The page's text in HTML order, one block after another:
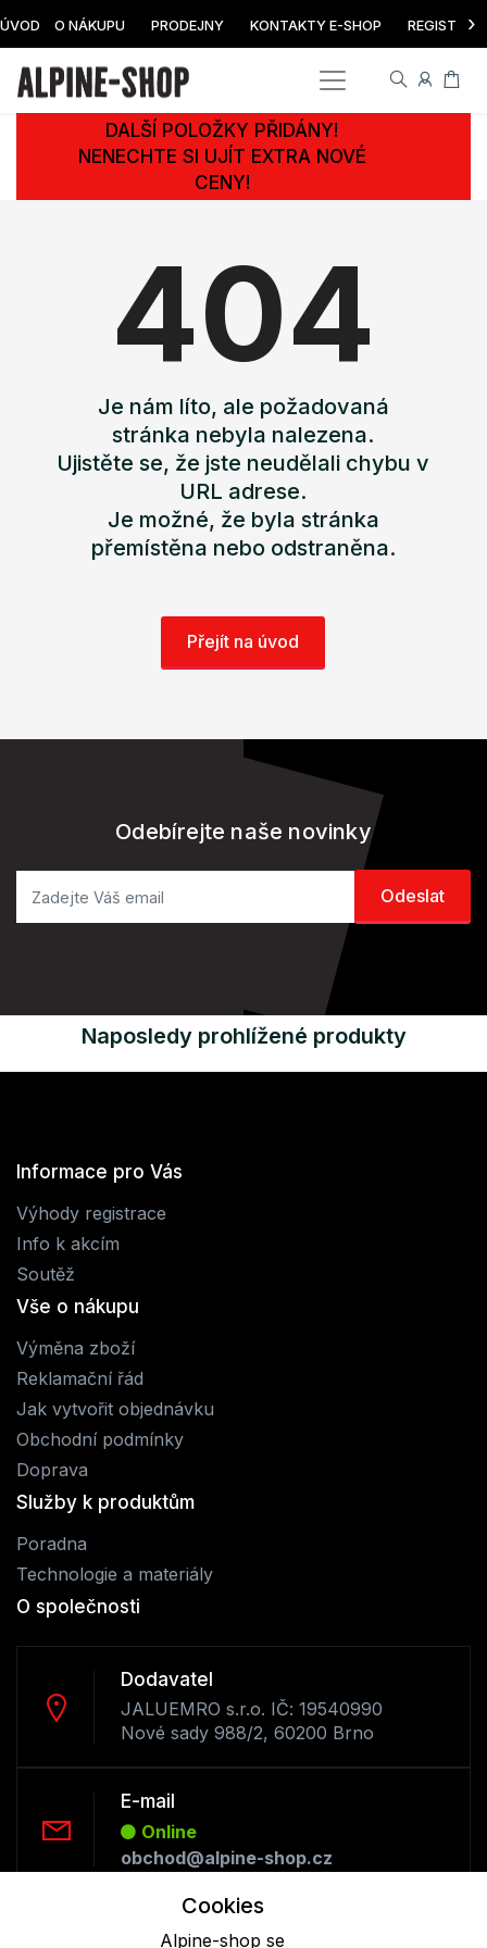
ÚVOD O NÁKUPU PRODEJNY KONTAKTY E-SHOP ›
DALŠÍ POLOŽKY PŘIDÁNY!
NENECHTE SI UJÍT EXTRA NOVÉ
CENY!
404
Je nám líto, ale požadovaná
stránka nebyla nalezena.
Ujistěte se, že jste neudělali chybu v
URL adrese.
Je možné, že byla stránka
přemístěna nebo odstraněna.
Přejít na úvod
Odebírejte naše novinky
Naposledy prohlížené produkty
Informace pro Vás
Výhody registrace
Info k akcím
Soutěž
Vše o nákupu
Výměna zboží
Reklamační řád
Jak vytvořit objednávku
Obchodní podmínky
Doprava
Služby k produktům
Poradna
Technologie a materiály
O společnosti
Dodavatel
JALUEMRO s.r.o. IČ: 19540990
Nové sady 988/2, 60200 Brno
E-mail
Online
obchod@alpine-shop.cz
Cookies
Alpine-shop se